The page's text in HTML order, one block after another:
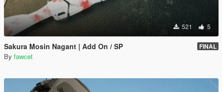
521 5
Sakura Mosin Nagant | Add On / SP FINAL
By fawcet